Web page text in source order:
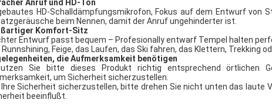
Anruf und HD-Ton
HD-Schalldämpfungsmikrofon, Fokus auf dem Entwurf von
beim Nennen, damit der Anruf ungehinderter ist.
Komfort-Sitz
Entwurf passt bequem – Profesionally entwarf Tempel halten
Feige, das Laufen, das Ski fahren, das Klettern, Trekking
die Aufmerksamkeit benötigen
Sie bitte dieses Produkt richtig entsprechend örtlichen
um Sicherheit sicherzustellen.
Sicherheit sicherzustellen, bitte drehen Sie nicht unten das laute
beeinflußt.